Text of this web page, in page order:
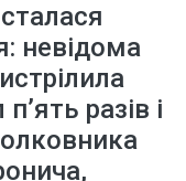
невідома
разів і